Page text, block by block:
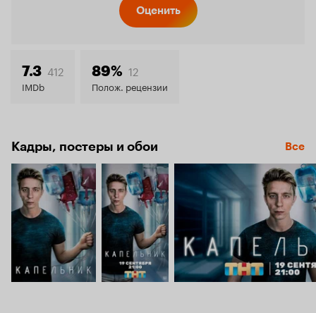
7.9
Оценить
7.3 412
IMDb
89% 12
Полож. рецензии
Кадры, постеры и обои Все